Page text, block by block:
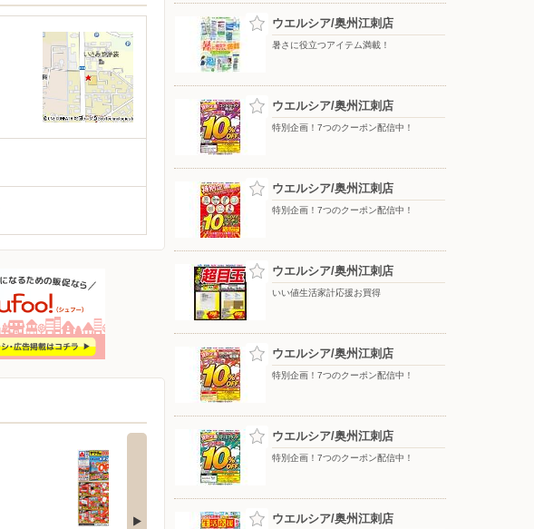
ウエルシア/奥州江刺店
暑さに役立つアイテム満載！
ウエルシア/奥州江刺店
特別企画！7つのクーポン配信中！
ウエルシア/奥州江刺店
特別企画！7つのクーポン配信中！
ウエルシア/奥州江刺店
いい値生活家計応援お買得
ウエルシア/奥州江刺店
特別企画！7つのクーポン配信中！
ウエルシア/奥州江刺店
特別企画！7つのクーポン配信中！
ウエルシア/奥州江刺店